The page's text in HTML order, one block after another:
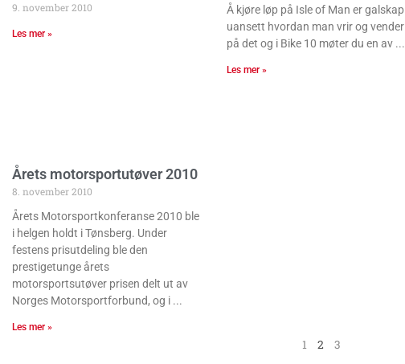
9. november 2010
Les mer »
Å kjøre løp på Isle of Man er galskap
uansett hvordan man vrir og vender
på det og i Bike 10 møter du en av
Les mer »
Årets motorsportutøver 2010
8. november 2010
Årets Motorsportkonferanse 2010 ble
i helgen holdt i Tønsberg. Under
festens prisutdeling ble den
prestigetunge årets
motorsportsutøver prisen delt ut av
Norges Motorsportforbund, og i
Les mer »
1 2 3